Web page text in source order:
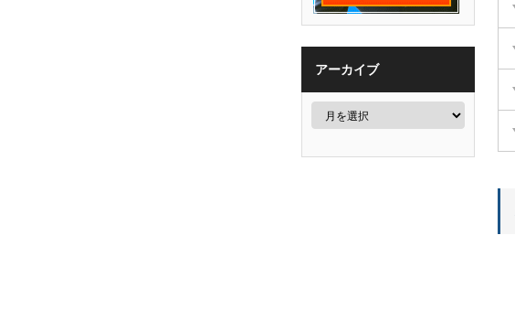
アーカイブ